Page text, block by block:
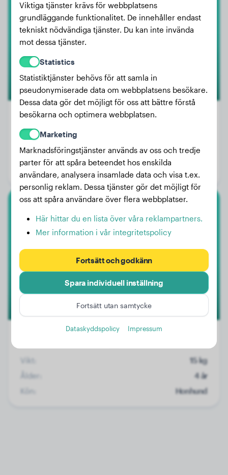
Jacky
Vikt:
Ålder:
3 år, 10 månader
Kön:
Honhund
Anouk
Vikt:
15 kg
Ålder:
4 år
Kön:
Honhund
Viktiga tjänster krävs för webbplatsens
grundläggande funktionalitet. De innehåller endast
tekniskt nödvändiga tjänster. Du kan inte invända
mot dessa tjänster.
Statistics
Statistiktjänster behövs för att samla in
pseudonymiserade data om webbplatsens besökare.
Dessa data gör det möjligt för oss att bättre förstå
besökarna och optimera webbplatsen.
Marketing
Marknadsföringstjänster används av oss och tredje
parter för att spåra beteendet hos enskilda
användare, analysera insamlade data och visa t.ex.
personlig reklam. Dessa tjänster gör det möjligt för
oss att spåra användare över flera webbplatser.
Här hittar du en lista över våra reklampartners.
Mer information i vår integritetspolicy
Fortsätt och godkänn
Spara individuell inställning
Fortsätt utan samtycke
Dataskyddspolicy Impressum